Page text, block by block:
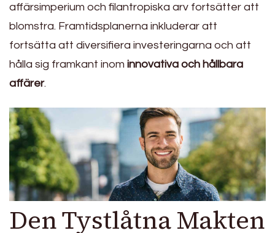
affärsimperium och filantropiska arv fortsätter att
blomstra. Framtidsplanerna inkluderar att
fortsätta att diversifiera investeringarna och att
hålla sig framkant inom innovativa och hållbara
affärer.
Den Tystlåtna Makten